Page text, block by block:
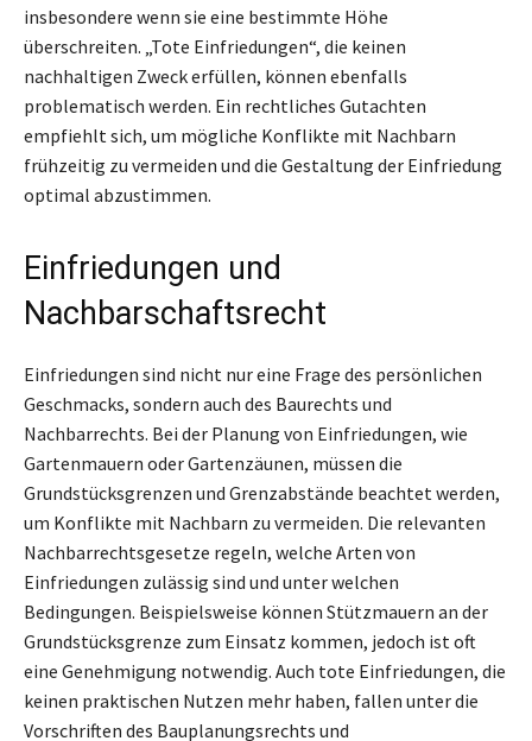
insbesondere wenn sie eine bestimmte Höhe
überschreiten. „Tote Einfriedungen“, die keinen
nachhaltigen Zweck erfüllen, können ebenfalls
problematisch werden. Ein rechtliches Gutachten
empfiehlt sich, um mögliche Konflikte mit Nachbarn
frühzeitig zu vermeiden und die Gestaltung der Einfriedung
optimal abzustimmen.
Einfriedungen und
Nachbarschaftsrecht
Einfriedungen sind nicht nur eine Frage des persönlichen
Geschmacks, sondern auch des Baurechts und
Nachbarrechts. Bei der Planung von Einfriedungen, wie
Gartenmauern oder Gartenzäunen, müssen die
Grundstücksgrenzen und Grenzabstände beachtet werden,
um Konflikte mit Nachbarn zu vermeiden. Die relevanten
Nachbarrechtsgesetze regeln, welche Arten von
Einfriedungen zulässig sind und unter welchen
Bedingungen. Beispielsweise können Stützmauern an der
Grundstücksgrenze zum Einsatz kommen, jedoch ist oft
eine Genehmigung notwendig. Auch tote Einfriedungen, die
keinen praktischen Nutzen mehr haben, fallen unter die
Vorschriften des Bauplanungsrechts und